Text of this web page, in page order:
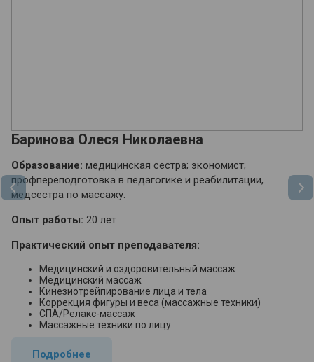
Баринова Олеся Николаевна
Образование: медицинская сестра; экономист;
профпереподготовка в педагогике и реабилитации,
медсестра по массажу.
Опыт работы: 20 лет
Практический опыт преподавателя:
Медицинский и оздоровительный массаж
Медицинский массаж
Кинезиотрейпирование лица и тела
Коррекция фигуры и веса (массажные техники)
СПА/Релакс-массаж
Массажные техники по лицу
Подробнее